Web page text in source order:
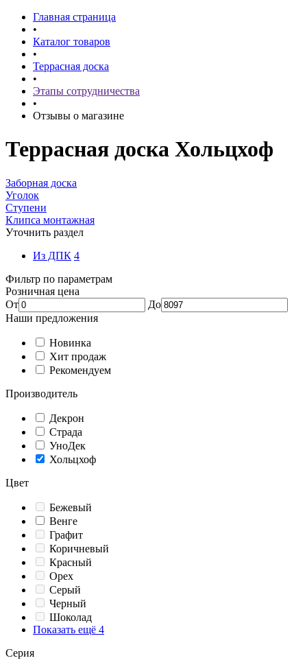
Главная страница
•
Каталог товаров
•
Террасная доска
•
Этапы сотрудничества
•
Отзывы о магазине
Террасная доска Хольцхоф
Заборная доска
Уголок
Ступени
Клипса монтажная
Уточнить раздел
Из ДПК 4
Фильтр по параметрам
Розничная цена
От
До
Наши предложения
Новинка
Хит продаж
Рекомендуем
Производитель
Декрон
Страда
УноДек
Хольцхоф
Цвет
Бежевый
Венге
Графит
Коричневый
Красный
Орех
Серый
Черный
Шоколад
Показать ещё 4
Серия